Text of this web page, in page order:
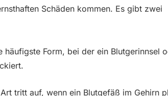
Schäden kommen. Es gibt zwei
häufigste Form, bei der ein Blutgerinnsel
tritt auf, wenn ein Blutgefäß im Gehirn